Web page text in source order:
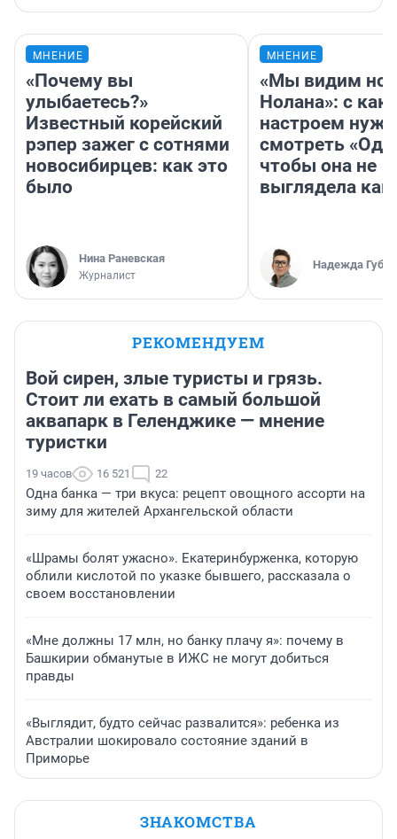
МНЕНИЕ
«Почему вы
улыбаетесь?»
Известный корейский
рэпер зажег с сотнями
новосибирцев: как это
было
Нина Раневская
Журналист
МНЕНИЕ
«Мы видим
Нолана»: с
настроем
смотреть
чтобы она не
выглядела как
Надежда
РЕКОМЕНДУЕМ
Вой сирен, злые туристы и грязь.
Стоит ли ехать в самый большой
аквапарк в Геленджике — мнение
туристки
19 часов 16 521 22
Одна банка — три вкуса: рецепт овощного ассорти на
зиму для жителей Архангельской области
«Шрамы болят ужасно». Екатеринбурженка, которую
облили кислотой по указке бывшего, рассказала о
своем восстановлении
«Мне должны 17 млн, но банку плачу я»: почему в
Башкирии обманутые в ИЖС не могут добиться
правды
«Выглядит, будто сейчас развалится»: ребенка из
Австралии шокировало состояние зданий в
Приморье
ЗНАКОМСТВА